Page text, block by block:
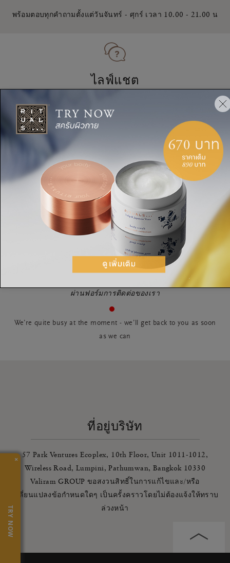
พร้อมตอบทุกคำถามตั้งแต่วันจันทร์ - ศุกร์ เวลา 10.00 - 21.00 น
ไลฟ์แชต
เปิดไลฟ์แชต
We’re quite busy at the moment - we’ll get back to you as soon
as we can
อีเมล
ส่งข้อความถึงเรา
ผ่านฟอร์มการติดต่อของเรา
We’re quite busy at the moment - we’ll get back to you as soon
as we can
ที่อยู่บริษัท
57 Park Ventures Ecoplex, 10th Floor, Unit 1011-1012,
Wireless Road, Lumpini, Pathumwan, Bangkok 10330
Valiram GROUP ขอสงวนสิทธิ์ในการแก้ไขและ/หรือ
เปลี่ยนแปลงข้อกำหนดใดๆ เป็นครั้งคราวโดยไม่ต้องแจ้งให้ทราบ
ล่วงหน้า
×
TRY NOW